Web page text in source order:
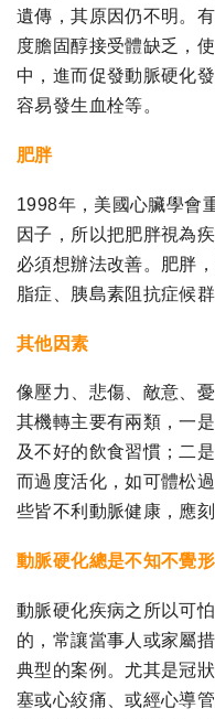
遺傳，其原因仍不明。
度膽固醇接受體缺乏，
中，進而促發動脈硬化
容易發生血栓等。
肥胖
1998年，美國心臟學會
因子，所以把肥胖視為
必須想辦法改善。肥胖
脂症、胰島素阻抗症候
其他因素
像壓力、悲傷、敵意、
其機轉主要有兩類，一
及不好的飲食習慣；二
而過度活化，如可體松
些皆不利動脈健康，應刻
動脈硬化總是不知不覺
動脈硬化疾病之所以可
的，常讓當事人或家屬
典型的案例。尤其是冠
塞或心絞痛、或經心導